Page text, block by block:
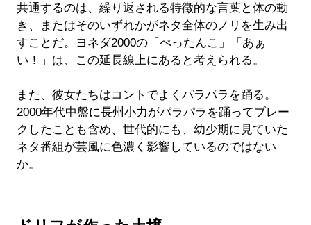
共通するのは、繰り返される特徴的な言葉と体の動
き、またはそのいずれかがネタ全体のノリを生み出
すことだ。ヨネダ2000の「ぺったんこ」「あぁ
い！」は、この延長線上にあると考えられる。
また、彼女たちはコントでよくパラパラを踊る。
2000年代中盤に長州小力がパラパラを踊ってブレー
クしたことも含め、世代的にも、幼少期に見ていた
ネタ番組が芸風に色濃く影響しているのではない
か。